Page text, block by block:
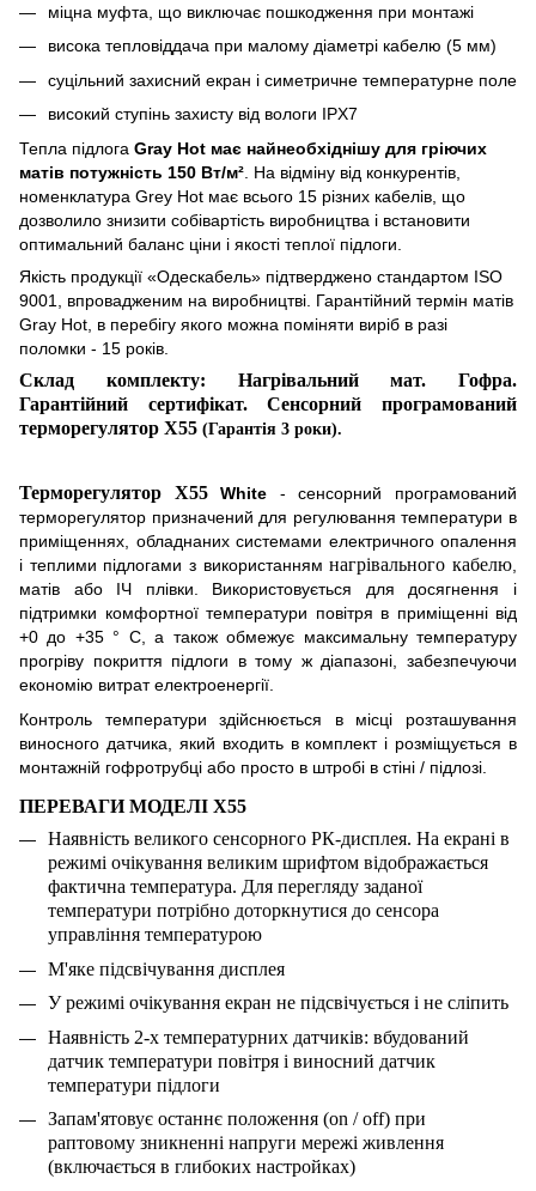
міцна муфта, що виключає пошкодження при монтажі
висока тепловіддача при малому діаметрі кабелю (5 мм)
суцільний захисний екран і симетричне температурне поле
високий ступінь захисту від вологи IPX7
Тепла підлога Gray Hot має найнеобхіднішу для гріючих
матів потужність 150 Вт/м² . На відміну від конкурентів,
номенклатура Grey Hot має всього 15 різних кабелів, що
дозволило знизити собівартість виробництва і встановити
оптимальний баланс ціни і якості теплої підлоги.
Якість продукції «Одескабель» підтверджено стандартом ISO
9001, впровадженим на виробництві. Гарантійний термін матів
Gray Hot, в перебігу якого можна поміняти виріб в разі
поломки - 15 років.
Склад комплекту: Нагрівальний мат. Гофра.
Гарантійний сертифікат. Сенсорний програмований
терморегулятор X55 (Гарантія 3 роки).
Терморегулятор X55White - сенсорний програмований
терморегулятор призначений для регулювання температури в
приміщеннях, обладнаних системами електричного опалення
і теплими підлогами з використаннямнагрівального кабелю
матів або ІЧ плівки. Використовується для досягнення і
підтримки комфортної температури повітря в приміщенні від
+0 до +35 ° С, а також обмежує максимальну температуру
прогріву покриття підлоги в тому ж діапазоні, забезпечуючи
економію витрат електроенергії.
Контроль температури здійснюється в місці розташування
виносного датчика, який входить в комплект і розміщується в
монтажній гофротрубці або просто в штробі в стіні / підлозі.
ПЕРЕВАГИ МОДЕЛІ X55
Наявність великого сенсорного РК-дисплея. На екрані в
режимі очікування великим шрифтом відображається
фактична температура. Для перегляду заданої
температури потрібно доторкнутися до сенсора
управління температурою
М'яке підсвічування дисплея
У режимі очікування екран не підсвічується і не сліпить
Наявність 2-х температурних датчиків: вбудований
датчик температури повітря і виносний датчик
температури підлоги
Запам'ятовує останнє положення (on / off) при
раптовому зникненні напруги мережі живлення
(включається в глибоких настройках)